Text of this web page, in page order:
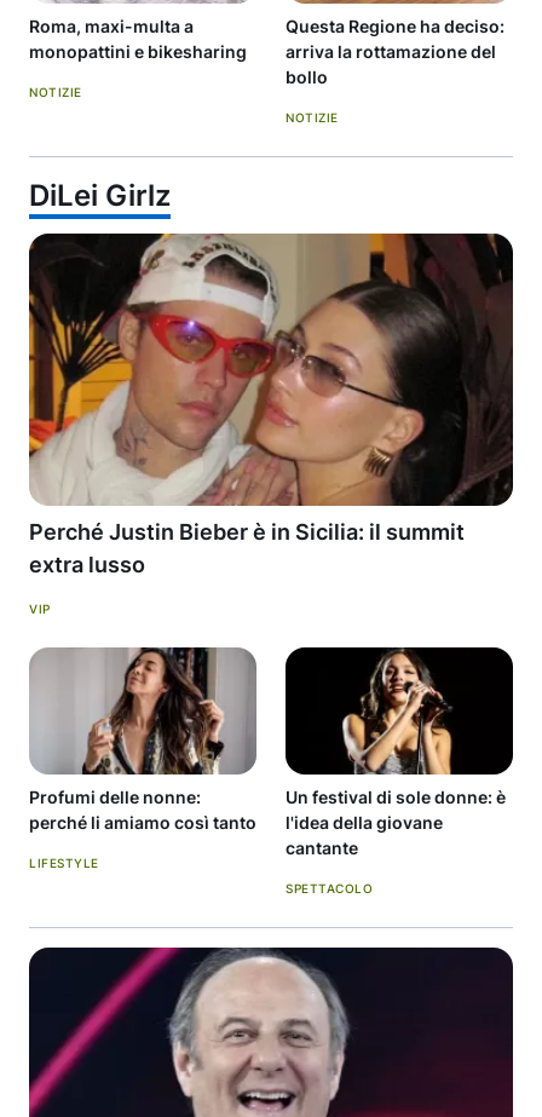
Roma, maxi-multa a
monopattini e bikesharing
NOTIZIE
Questa Regione ha deciso:
arriva la rottamazione del
bollo
NOTIZIE
DiLei Girlz
Perché Justin Bieber è in Sicilia: il summit
extra lusso
VIP
Profumi delle nonne:
perché li amiamo così tanto
LIFESTYLE
Un festival di sole donne: è
l'idea della giovane
cantante
SPETTACOLO